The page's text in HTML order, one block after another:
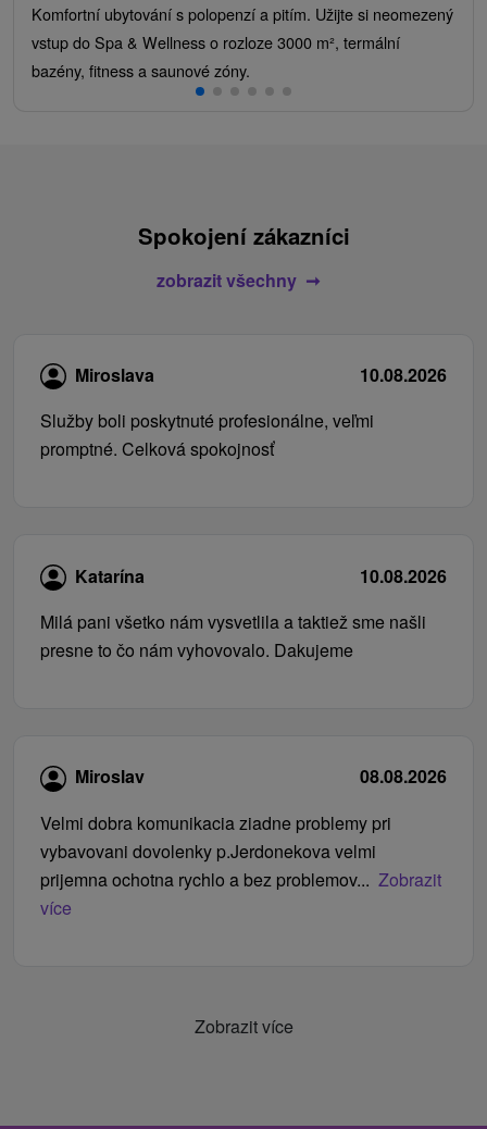
Komfortní ubytování s polopenzí a pitím. Užijte si neomezený
vstup do Spa & Wellness o rozloze 3000 m², termální
bazény, fitness a saunové zóny.
Spokojení zákazníci
zobrazit všechny
Miroslava
10.08.2026
Služby boli poskytnuté profesionálne, veľmi
promptné. Celková spokojnosť
Katarína
10.08.2026
Milá pani všetko nám vysvetlila a taktiež sme našli
presne to čo nám vyhovovalo. Dakujeme
Miroslav
08.08.2026
Velmi dobra komunikacia ziadne problemy pri
vybavovani dovolenky p.Jerdonekova velmi
prijemna ochotna rychlo a bez problemov... Zobrazit
více
Zobrazit více